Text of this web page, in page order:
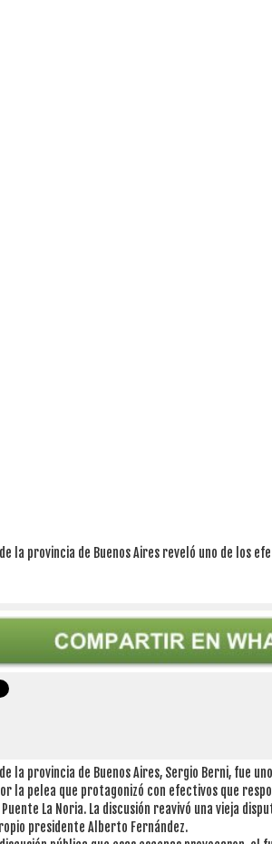
la provincia de Buenos Aires reveló uno de los
la provincia de Buenos Aires, Sergio Berni, fue
la pelea que protagonizó con efectivos que
La Noria. La discusión reavivó una vieja
presidente Alberto Fernández.